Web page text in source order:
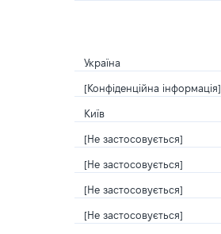
Україна
[Конфіденційна інформація]
Київ
[Не застосовується]
[Не застосовується]
[Не застосовується]
[Не застосовується]